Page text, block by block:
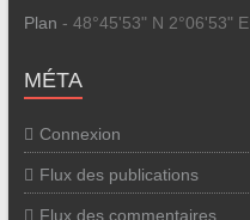
Plan - 48°45'53" N 2°06'53" E
MÉTA
Connexion
Flux des publications
Flux des commentaires